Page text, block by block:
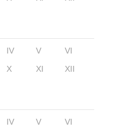
IV V
VI
X XI XII
IV V
VI